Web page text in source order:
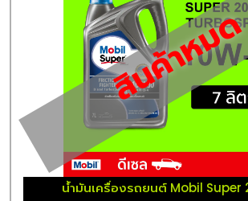
สินค้าหมด
น้ำมันเครื่องรถยนต์ Mobil Super